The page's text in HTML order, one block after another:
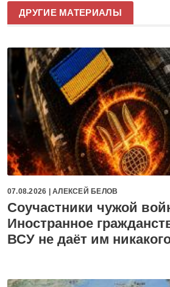
ДРУГИЕ МАТЕРИАЛЫ
07.08.2026 |АЛЕКСЕЙ БЕЛОВ
Соучастники чужой
Иностранное
ВСУ не даёт им